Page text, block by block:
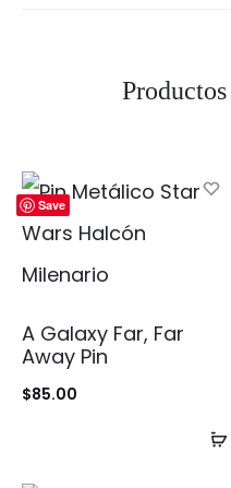
Save
A Galaxy Far, Far
Away Pin
$85.00